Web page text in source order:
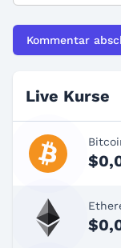
Live Kurse